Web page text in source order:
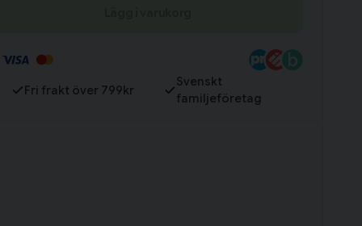
Fri frakt över 799kr
Svenskt
familjeföretag